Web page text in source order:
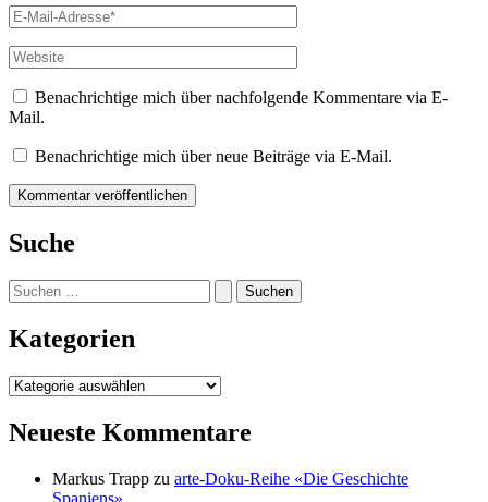
E-
Mail-
Adresse*
Website
Benachrichtige mich über nachfolgende Kommentare via E-
Mail.
Benachrichtige mich über neue Beiträge via E-Mail.
Suche
Suchen
nach:
Kategorien
Kategorien
Neueste Kommentare
Markus Trapp zu arte-Doku-Reihe «Die Geschichte
Spaniens»